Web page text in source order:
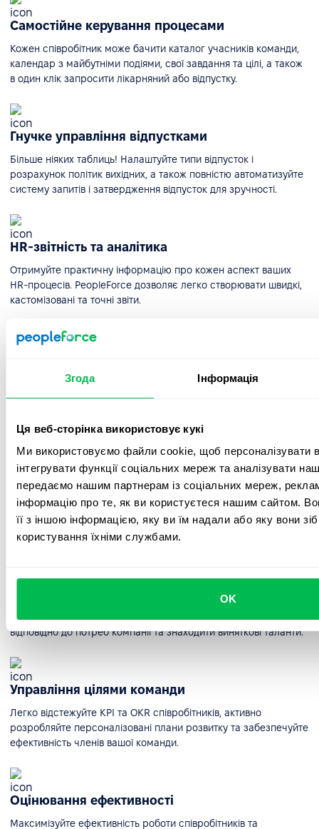
Згода Інформація
Ця веб-сторінка використовує кукі
Ми використовуємо файли cookie, щоб персоналізувати
інтегрувати функції соціальних мереж та аналізувати
передаємо нашим партнерам із соціальних мереж,
інформацію про те, як ви користуєтеся нашим сайтом.
її з іншою інформацією, яку ви їм надали або яку вони
користування їхніми службами.
OK
Самостійне керування процесами
Кожен співробітник може бачити каталог учасників команди,
календар з майбутніми подіями, свої завдання та цілі, а також
в один клік запросити лікарняний або відпустку.
Гнучке управління відпустками
Більше ніяких таблиць! Налаштуйте типи відпусток і
розрахунок політик вихідних, а також повністю автоматизуйте
систему запитів і затвердження відпусток для зручності.
HR-звітність та аналітика
Отримуйте практичну інформацію про кожен аспект ваших
HR-процесів. PeopleForce дозволяє легко створювати швидкі,
кастомізовані та точні звіти.
Створюйте та керуйте робочими процесами будь-якої
складності, щоб планувати та виконувати найскладніші
Інтеграції
Інтегруйте Google, Microsoft і популярні соціальні мережі та
месенджери для зручної комунікації, планування зустрічей у
календарі та швидкого входу в систему.
Система відстеження кандидатів
Відкрийте для себе потенціал інтуїтивно зрозумілої системи
пошуку кандидатів, що дозволяє рекрутерам налаштовувати її
відповідно до потреб компанії та знаходити виняткові таланти.
Управління цілями команди
Легко відстежуйте KPI та OKR співробітників, активно
розробляйте персоналізовані плани розвитку та забезпечуйте
ефективність членів вашої команди.
Оцінювання ефективності
Максимізуйте ефективність роботи співробітників та